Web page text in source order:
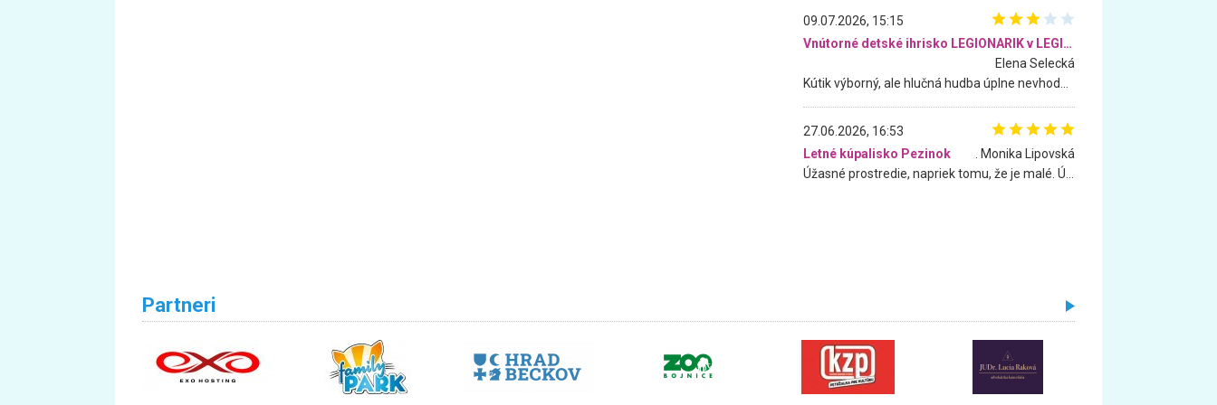
09.07.2026, 15:15
Vnútorné detské ihrisko LEGIONARIK v LEGIA Fitness
Elena Selecká
27.06.2026, 16:53
Letné kúpalisko Pezinok
. Monika Lipovská
Partneri